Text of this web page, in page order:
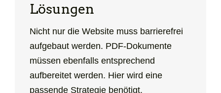
Lösungen
Nicht nur die Website muss barrierefrei
aufgebaut werden. PDF-Dokumente
müssen ebenfalls entsprechend
aufbereitet werden. Hier wird eine
passende Strategie benötigt.